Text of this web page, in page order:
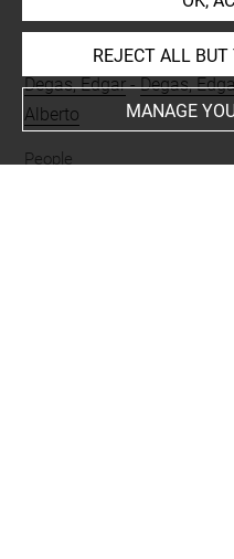
Collections
Degas, Edgar-Degas,
Alberto
People
REJECT ALL BUT
MANAGE